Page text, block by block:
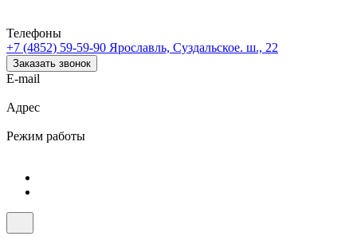
Телефоны
+7 (4852) 59-59-90 Ярославль, Суздальское. ш., 22
Заказать звонок
E-mail
Адрес
Режим работы